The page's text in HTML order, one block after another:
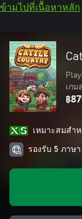
ข้ามไปที่เนื้อหาหลัก
เก
฿
เหมาะสมสํา
รองรับ 5 ภาษา